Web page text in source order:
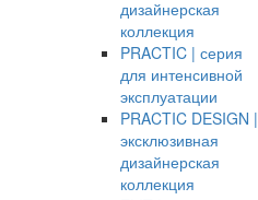
дизайнерская
коллекция
PRACTIC | серия
для интенсивной
эксплуатации
PRACTIC DESIGN |
эксклюзивная
дизайнерская
коллекция